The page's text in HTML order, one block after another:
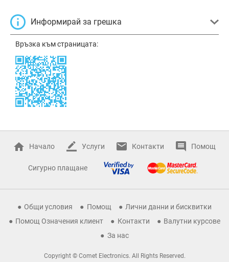
Информирай за грешка
Връзка към страницата:
Начало Услуги Контакти Помощ
Сигурно плащане
Общи условия Помощ
Лични данни и бисквитки
Помощ Означения клиент
Контакти
Валутни курсове
За нас
Copyright © Comet Electronics. All Rights Reserved.